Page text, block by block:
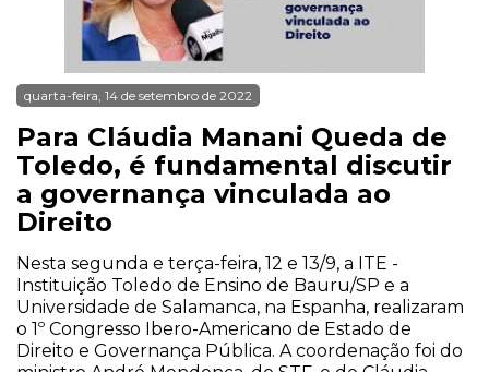
quarta-feira, 14 de setembro de 2022
Para Cláudia Manani Queda de
Toledo, é fundamental discutir
a governança vinculada ao
Direito
Nesta segunda e terça-feira, 12 e 13/9, a ITE -
Instituição Toledo de Ensino de Bauru/SP e a
Universidade de Salamanca, na Espanha, realizaram
o 1º Congresso Ibero-Americano de Estado de
Direito e Governança Pública. A coordenação foi do